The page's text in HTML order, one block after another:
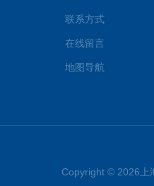
联系方式
在线留言
地图导航
Copyright © 2026上